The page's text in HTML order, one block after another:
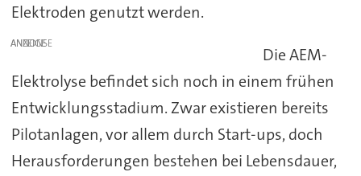
Elektroden genutzt werden.
ANZEIGE
Die AEM-
Elektrolyse befindet sich noch in einem frühen
Entwicklungsstadium. Zwar existieren bereits
Pilotanlagen, vor allem durch Start-ups, doch
Herausforderungen bestehen bei Lebensdauer,